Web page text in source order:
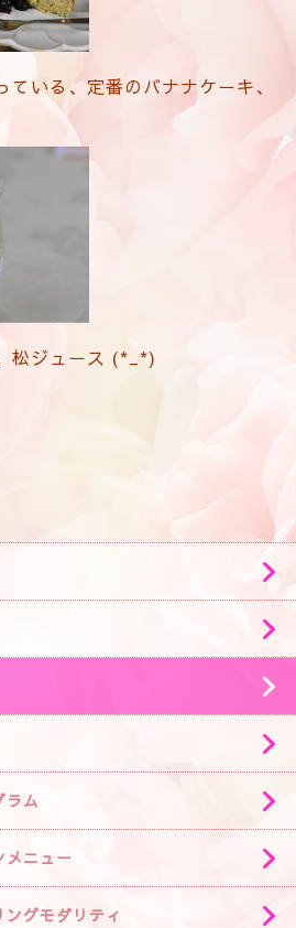
いる、定番のバナナケーキ、
松ジュース (*_*)
ム
ニュー
グモダリティ